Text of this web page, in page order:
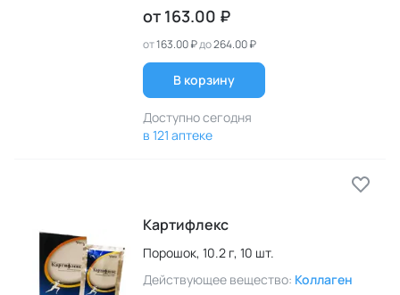
от 163.00 ₽
от163.00 ₽до264.00 ₽
В корзину
Доступно сегодня
в 121 аптеке
Картифлекс
Порошок, 10.2 г, 10 шт.
Действующее вещество: Коллаген